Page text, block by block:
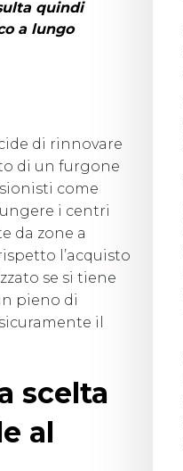
quindi
a lungo
di rinnovare
di un furgone
come
i centri
da zone a
l’acquisto
se si tiene
pieno di
il
scelta
al